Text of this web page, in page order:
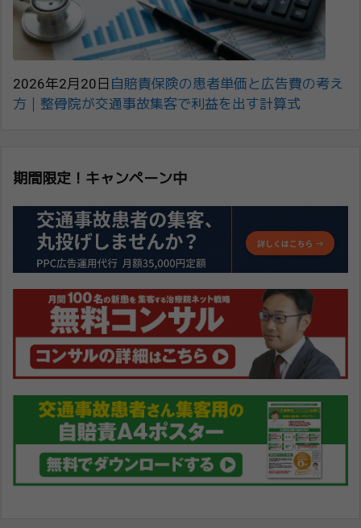
2026年2月20日 自賠責保険の患者単価と広告費の考え
方｜整骨院が交通事故集客で利益を出す計算式
期間限定！キャンペーン中